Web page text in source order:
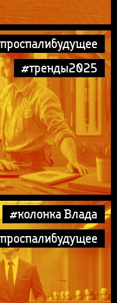
#тренды2025
#колонка Влада